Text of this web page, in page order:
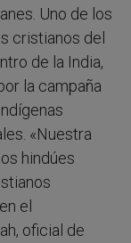
Uno de los
cristianos del
de la India,
la campaña
«Nuestra
hindúes
el
oficial de